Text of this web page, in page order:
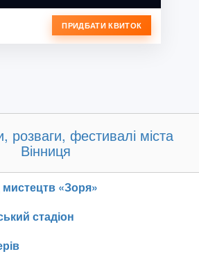
ПРИДБАТИ КВИТОК
розваги, фестивалі міста
Вінниця
«Зоря»
стадіон